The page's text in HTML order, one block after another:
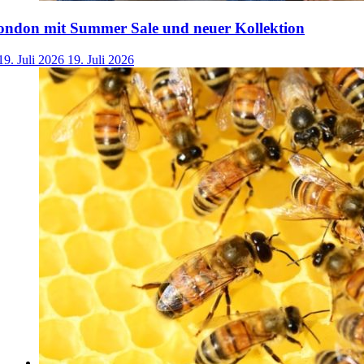
mit Summer Sale und neuer Kollektion
Juli 2026 19. Juli 2026